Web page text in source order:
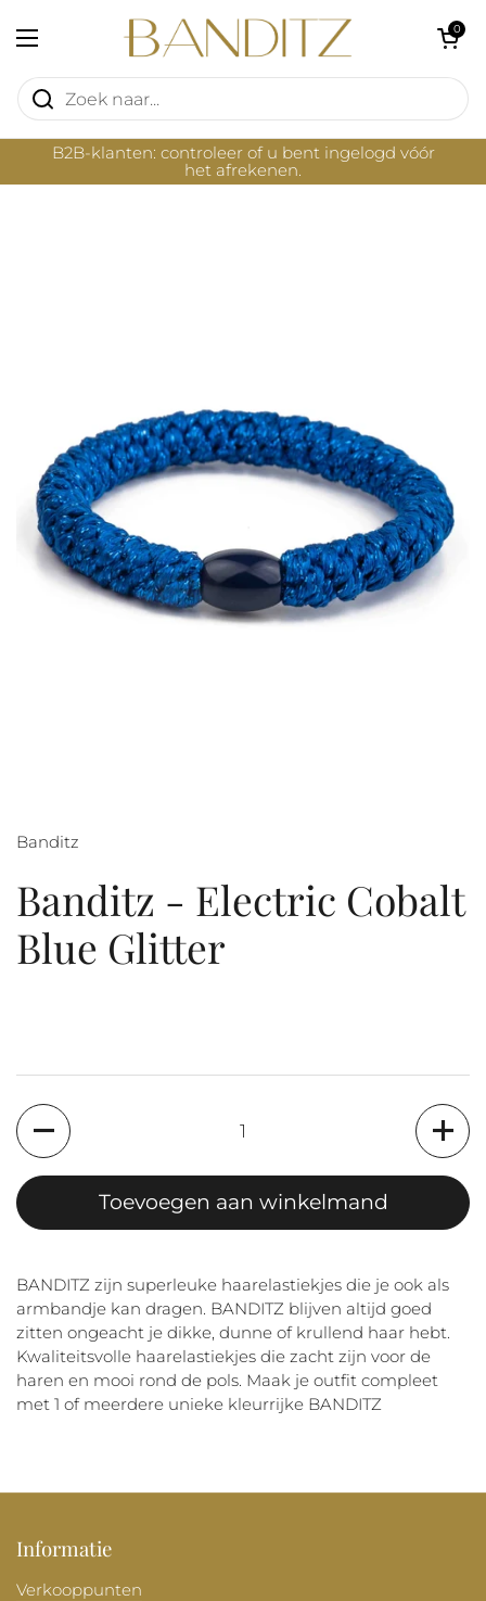
Menu openen
Winkelwagentje
0
B2B-klanten: controleer of u bent ingelogd vóór
het afrekenen.
Banditz
Banditz - Electric Cobalt
Blue Glitter
Aantal
Toevoegen aan winkelmand
BANDITZ zijn superleuke haarelastiekjes die je ook als
armbandje kan dragen. BANDITZ blijven altijd goed
zitten ongeacht je dikke, dunne of krullend haar hebt.
Kwaliteitsvolle haarelastiekjes die zacht zijn voor de
haren en mooi rond de pols. Maak je outfit compleet
met 1 of meerdere unieke kleurrijke BANDITZ
Informatie
Verkooppunten